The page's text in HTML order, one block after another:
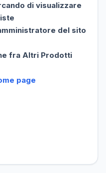
di visualizzare
del sito
fra Altri Prodotti
page